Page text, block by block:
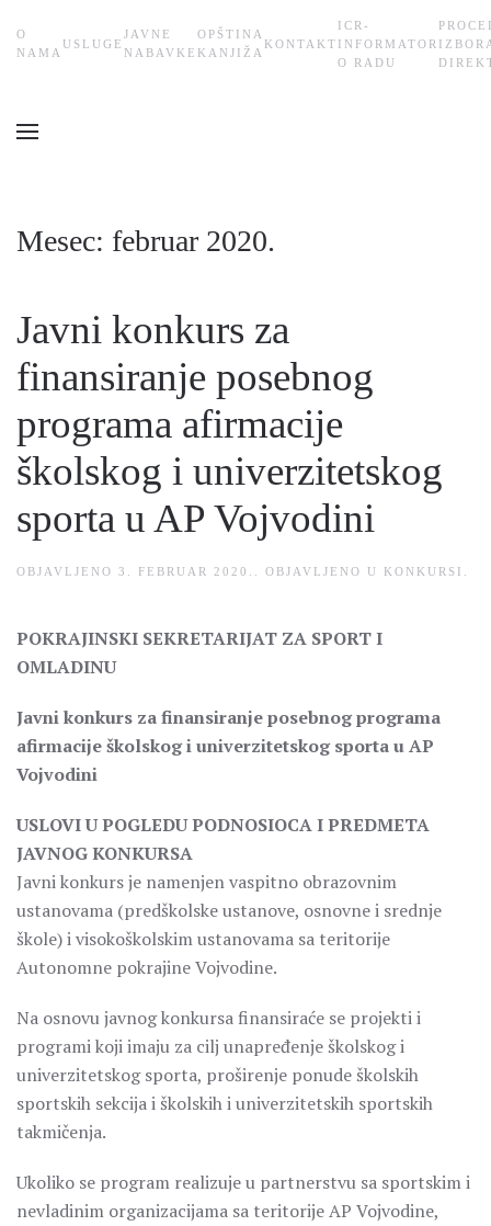
Skip
О
NAMA
USLUGE
JAVNE
NABAVKE
OPŠTINA
KANJIŽA
KONTAKT
ICR-
INFORMATOR
O RADU
Mesec: februar 2020.
Javni konkurs za
finansiranje posebnog
programa afirmacije
školskog i univerzitetskog
sporta u AP Vojvodini
OBJAVLJENO 3. FEBRUAR 2020. . OBJAVLJENO U KONKURSI
POKRAJINSKI SEKRETARIJAT ZA SPORT I
OMLADINU
Javni konkurs za finansiranje posebnog programa
afirmacije školskog i univerzitetskog sporta u AP
Vojvodini
USLOVI U POGLEDU PODNOSIOCA I PREDMETA
JAVNOG KONKURSA
Javni konkurs je namenjen vaspitno obrazovnim
ustanovama (predškolske ustanove, osnovne i srednje
škole) i visokoškolskim ustanovama sa teritorije
Autonomne pokrajine Vojvodine.
Na osnovu javnog konkursa finansiraće se projekti i
programi koji imaju za cilj unapređenje školskog i
univerzitetskog sporta, proširenje ponude školskih
sportskih sekcija i školskih i univerzitetskih sportskih
takmičenja.
Ukoliko se program realizuje u partnerstvu sa sportskim i
nevladinim organizacijama sa teritorije AP Vojvodine,